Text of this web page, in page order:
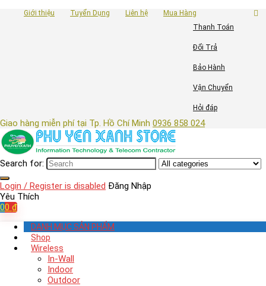
Giới thiệu Tuyển Dụng Liên hệ
Mua Hàng
Thanh Toán
Đổi Trả
Bảo Hành
Vận Chuyển
Hỏi đáp
Giao hàng miễn phí tại Tp. Hồ Chí Minh 0936 858 024
Search for:
Login / Register is disabled Đăng Nhập
Yêu Thích
00 ₫
DANH MỤC SẢN PHẨM
Shop
Wireless
In-Wall
Indoor
Outdoor